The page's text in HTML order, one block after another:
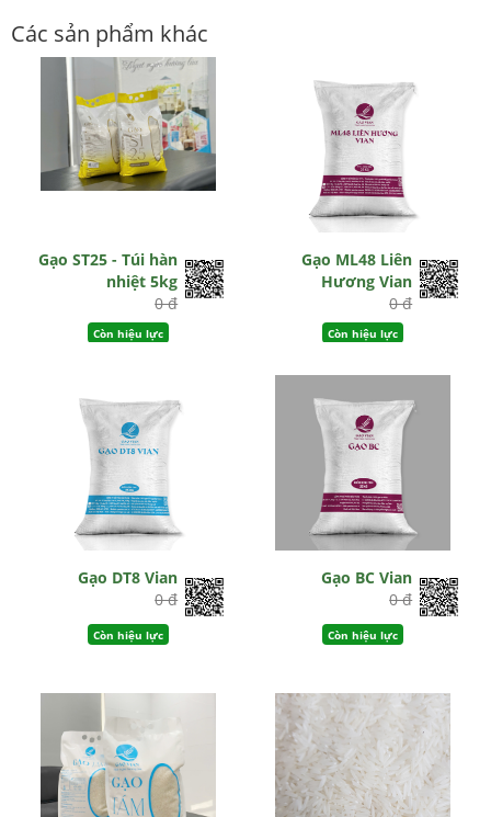
Các sản phẩm khác
Gạo ST25 - Túi hàn
nhiệt 5kg
0 đ
Còn hiệu lực
Gạo ML48 Liên
Hương Vian
0 đ
Còn hiệu lực
Gạo DT8 Vian
0 đ
Còn hiệu lực
Gạo BC Vian
0 đ
Còn hiệu lực